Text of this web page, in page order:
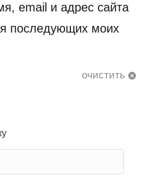
email и адрес сайта
последующих моих
очистить